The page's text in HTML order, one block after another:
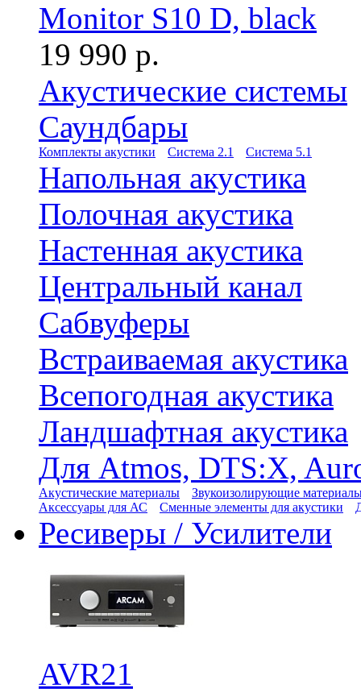
Monitor S10 D, black
19 990 р.
Акустические системы
Саундбары
Комплекты акустики Система 2.1 Система 5.1
Напольная акустика
Полочная акустика
Настенная акустика
Центральный канал
Сабвуферы
Встраиваемая акустика
Всепогодная акустика
Ландшафтная акустика
Для Atmos, DTS:X,
Акустические материалы
Звукоизолирующие
Аксессуары для АС
Сменные элементы для акустики
Ресиверы / Усилители
AVR21